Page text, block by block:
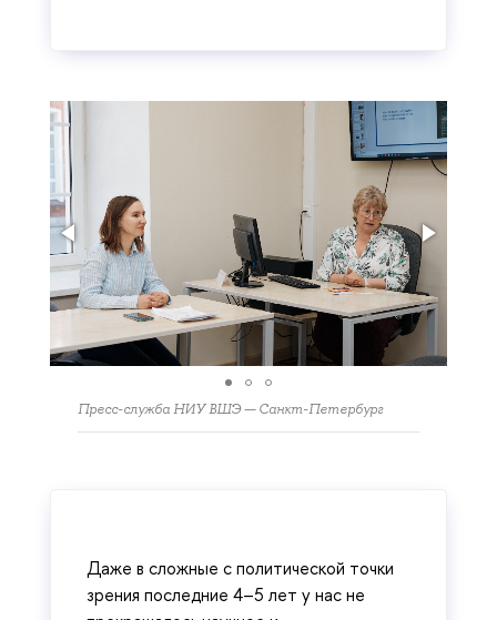
Пресс-служба НИУ ВШЭ — Санкт-Петербург
Даже в сложные с политической точки
зрения последние 4–5 лет у нас не